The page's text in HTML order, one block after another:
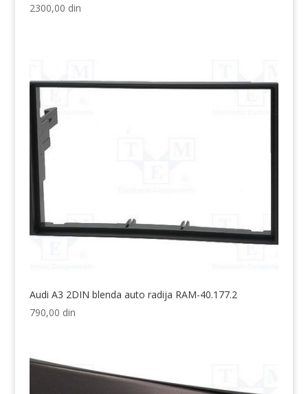
2300,00 din
Audi A3 2DIN blenda auto radija RAM-40.177.2
790,00 din